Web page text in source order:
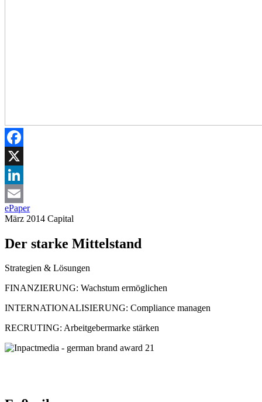
Facebook
X
LinkedIn
Email
ePaper
März 2014 Capital
Der starke Mittelstand
Strategien & Lösungen
FINANZIERUNG: Wachstum ermöglichen
INTERNATIONALISIERUNG: Compliance managen
RECRUTING: Arbeitgebermarke stärken